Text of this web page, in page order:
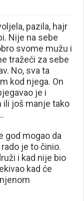
pazila, hajr
Nije na sebe
svome mužu i
tražeći za sebe
No, sva ta
kod njega. On
je i
ili još manje tako
god mogao da
je to činio.
i kad nije bio
kad će